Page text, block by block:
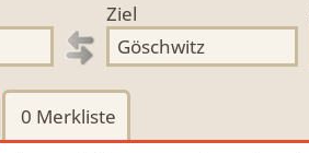
Ziel
0 Merkliste